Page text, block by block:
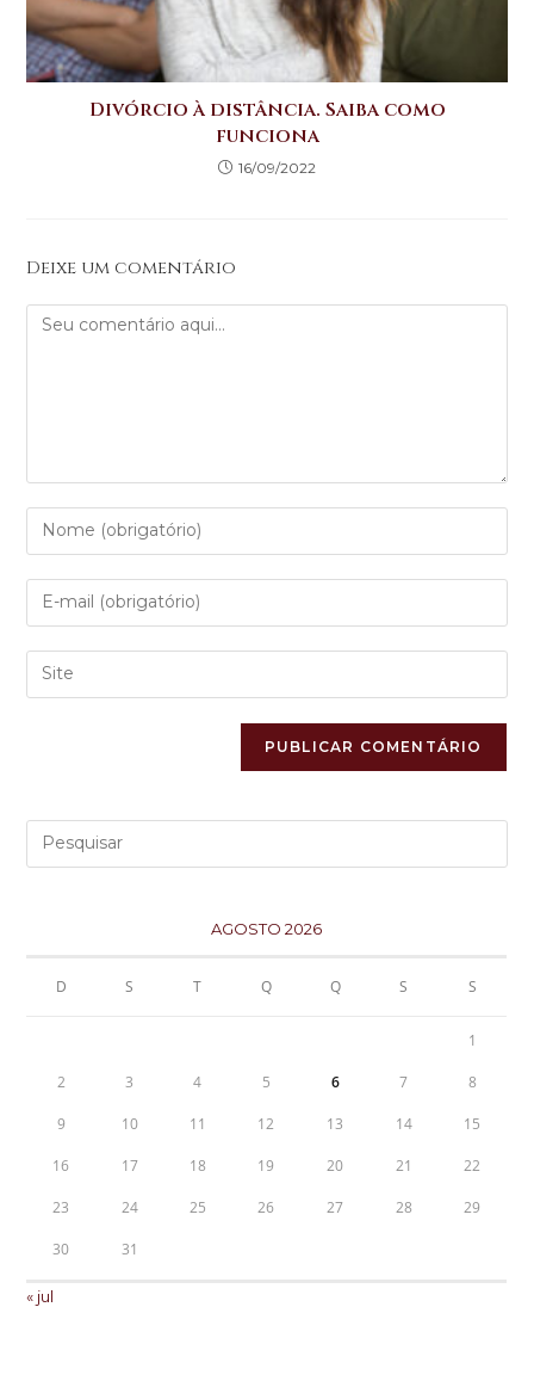
Divórcio à distância. Saiba como
funciona
16/09/2022
Deixe um comentário
AGOSTO 2026
D S T Q Q S S
1
2 3 4 5 6 7 8
9 10 11 12 13 14 15
16 17 18 19 20 21 22
23 24 25 26 27 28 29
30 31
« jul